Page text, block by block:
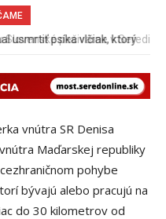
pečivárne v Seredi
vnútra SR Denisa
Maďarskej republiky
pohybe
bývajú alebo pracujú na
do 30 kilometrov od